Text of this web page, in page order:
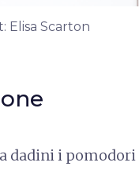
Elisa Scarton
dadini i pomodori